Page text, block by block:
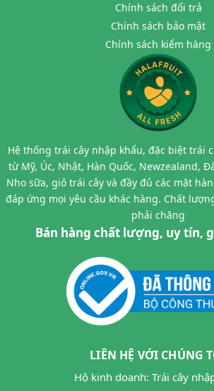
Chính sách đổi trả
Chính sách bảo mật
Chính sách kiểm hàng
Hệ thống trái cây nhập khẩu, đặc biệt trái
từ Mỹ, Úc, Nhật, Hàn Quốc, Newzealand,
Nho sữa, giỏ trái cây và đầy đủ các mặt
đáp ứng mọi yêu cầu khác hàng. Chất
phải chăng
Bán hàng chất lượng, uy tín,
LIÊN HỆ VỚI CHÚNG
Hộ kinh doanh: Trái cây